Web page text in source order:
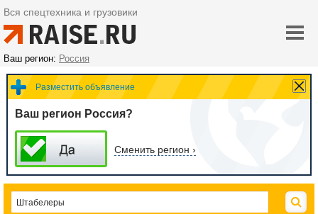
Вся спецтехника и грузовики
Ваш регион: Россия
Разместить объявление
Ваш регион Россия?
Сменить регион ›